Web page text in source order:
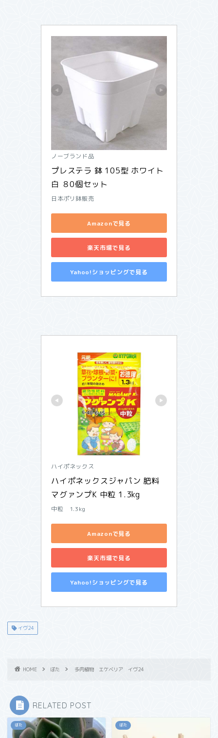
ノーブランド品
プレステラ 鉢 105型 ホワイト
白 ８0個セット
日本ポリ鉢販売
Amazonで見る
楽天市場で見る
Yahoo!ショッピングで見る
ハイポネックス
ハイポネックスジャパン 肥料
マグァンプK 中粒 1.3kg
中粒 1.3kg
Amazonで見る
楽天市場で見る
Yahoo!ショッピングで見る
イヴ24
HOME ぼた 多肉植物 エケベリア イヴ24
RELATED POST
ぼた ぼた